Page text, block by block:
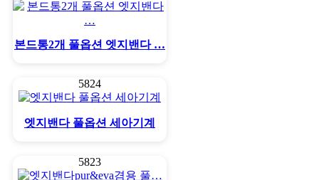
본드통2개 풀옵션 엣지밴다 …
5824
엣지밴다 풀옵션 세아기계
5823